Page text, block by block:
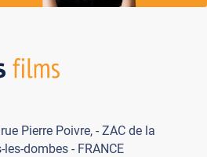
Pierre Poivre, - ZAC de la
dombes - FRANCE